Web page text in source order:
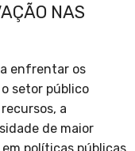
NAS
enfrentar os
setor público
a
de maior